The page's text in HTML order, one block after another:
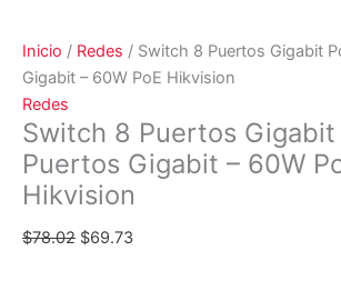
Inicio / Redes / Switch 8 Puertos Gigabit
Gigabit – 60W PoE Hikvision
Redes
Switch 8 Puertos Gigabit
Puertos Gigabit – 60W
Hikvision
$78.02 $69.73